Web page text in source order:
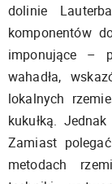
dolinie
komponentów
imponujące –
wahadła,
lokalnych
kukułką.
Zamiast
metodach